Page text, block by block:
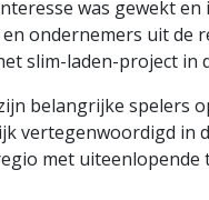
was gewekt
ondernemers uit de
slim-laden-project in
belangrijke spelers
vertegenwoordigd in
met uiteenlopende